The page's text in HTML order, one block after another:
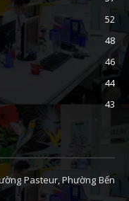
52
48
46
44
43
Pasteur, Phường Bến